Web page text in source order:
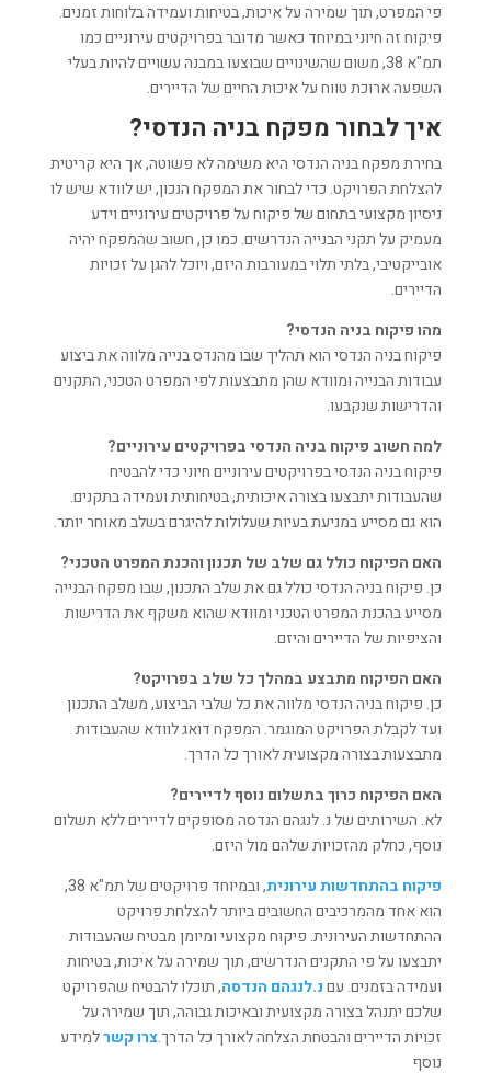
פי המפרט, תוך שמירה על איכות, בטיחות ועמידה בלוחות זמנים.
פיקוח זה חיוני במיוחד כאשר מדובר בפרויקטים עירוניים כמו
תמ"א 38, משום שהשינויים שבוצעו במבנה עשויים להיות בעלי
השפעה ארוכת טווח על איכות החיים של הדיירים.
איך לבחור מפקח בניה הנדסי?
בחירת מפקח בניה הנדסי היא משימה לא פשוטה, אך היא קריטית
להצלחת הפרויקט. כדי לבחור את המפקח הנכון, יש לוודא שיש לו
ניסיון מקצועי בתחום של פיקוח על פרויקטים עירוניים וידע
מעמיק על תקני הבנייה הנדרשים. כמו כן, חשוב שהמפקח יהיה
אובייקטיבי, בלתי תלוי במעורבות היזם, ויוכל להגן על זכויות
הדיירים.
מהו פיקוח בניה הנדסי?
פיקוח בניה הנדסי הוא תהליך שבו מהנדס בנייה מלווה את ביצוע
עבודות הבנייה ומוודא שהן מתבצעות לפי המפרט הטכני, התקנים
והדרישות שנקבעו.
למה חשוב פיקוח בניה הנדסי בפרויקטים עירוניים?
פיקוח בניה הנדסי בפרויקטים עירוניים חיוני כדי להבטיח
שהעבודות יתבצעו בצורה איכותית, בטיחותית ועמידה בתקנים.
הוא גם מסייע במניעת בעיות שעלולות להיגרם בשלב מאוחר יותר.
האם הפיקוח כולל גם שלב של תכנון והכנת המפרט הטכני?
כן. פיקוח בניה הנדסי כולל גם את שלב התכנון, שבו מפקח הבנייה
מסייע בהכנת המפרט הטכני ומוודא שהוא משקף את הדרישות
והציפיות של הדיירים והיזם.
האם הפיקוח מתבצע במהלך כל שלב בפרויקט?
כן. פיקוח בניה הנדסי מלווה את כל שלבי הביצוע, משלב התכנון
ועד לקבלת הפרויקט המוגמר. המפקח דואג לוודא שהעבודות
מתבצעות בצורה מקצועית לאורך כל הדרך.
האם הפיקוח כרוך בתשלום נוסף לדיירים?
לא. השירותים של נ. לנגהם הנדסה מסופקים לדיירים ללא תשלום
נוסף, כחלק מהזכויות שלהם מול היזם.
פיקוח בהתחדשות עירונית
, ובמיוחד פרויקטים של תמ"א 38,
הוא אחד מהמרכיבים החשובים ביותר להצלחת פרויקט
ההתחדשות העירונית. פיקוח מקצועי ומיומן מבטיח שהעבודות
יתבצעו על פי התקנים הנדרשים, תוך שמירה על איכות, בטיחות
ועמידה בזמנים. עםנ.לנגהם הנדסה, תוכלו להבטיח שהפרויקט
שלכם יתנהל בצורה מקצועית ובאיכות גבוהה, תוך שמירה על
זכויות הדיירים והבטחת הצלחה לאורך כל הדרך.צרו קשרלמידע
נוסף